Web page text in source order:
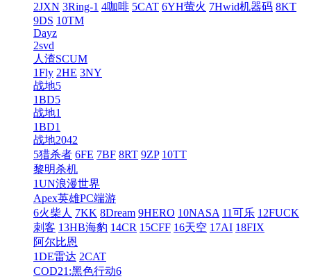
2JXN 3Ring-1 4咖啡 5CAT 6YH萤火 7Hwid机器码 8KT
9DS 10TM
Dayz
2svd
人渣SCUM
1Fly 2HE 3NY
战地5
1BD5
战地1
1BD1
战地2042
5猎杀者 6FE 7BF 8RT 9ZP 10TT
黎明杀机
1UN浪漫世界
Apex英雄PC端游
6火柴人 7KK 8Dream 9HERO 10NASA 11可乐 12FUCK
刺客 13HB海豹 14CR 15CFF 16天空 17AI 18FIX
阿尔比恩
1DE雷达 2CAT
COD21:黑色行动6